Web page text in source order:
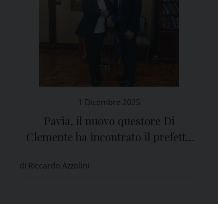
1 Dicembre 2025
Pavia, il nuovo questore Di
Clemente ha incontrato il prefetto
di Riccardo Azzolini